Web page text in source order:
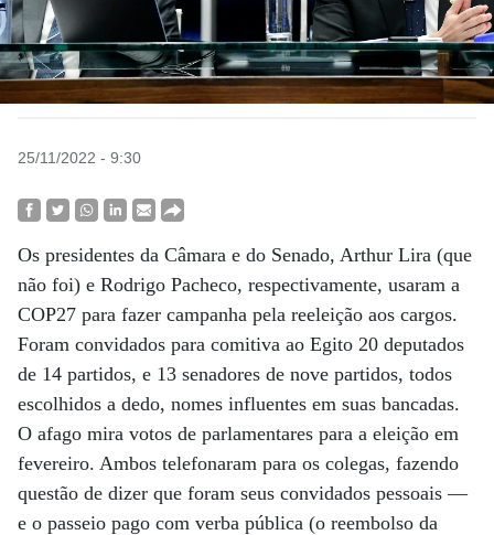
25/11/2022 - 9:30
Os presidentes da Câmara e do Senado, Arthur Lira (que
não foi) e Rodrigo Pacheco, respectivamente, usaram a
COP27 para fazer campanha pela reeleição aos cargos.
Foram convidados para comitiva ao Egito 20 deputados
de 14 partidos, e 13 senadores de nove partidos, todos
escolhidos a dedo, nomes influentes em suas bancadas.
O afago mira votos de parlamentares para a eleição em
fevereiro. Ambos telefonaram para os colegas, fazendo
questão de dizer que foram seus convidados pessoais —
e o passeio pago com verba pública (o reembolso da